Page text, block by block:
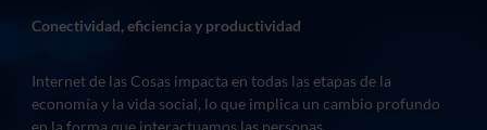
Conectividad, eficiencia y productividad
Internet de las Cosas impacta en todas las etapas de la
economía y la vida social, lo que implica un cambio profundo
en la forma que interactuamos las personas.